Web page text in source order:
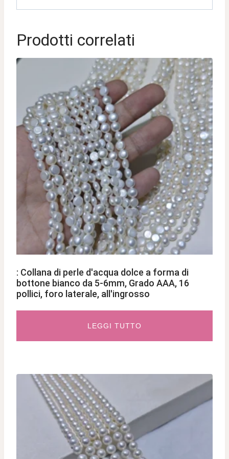
Prodotti correlati
: Collana di perle d'acqua dolce a forma di
bottone bianco da 5-6mm, Grado AAA, 16
pollici, foro laterale, all'ingrosso
LEGGI TUTTO